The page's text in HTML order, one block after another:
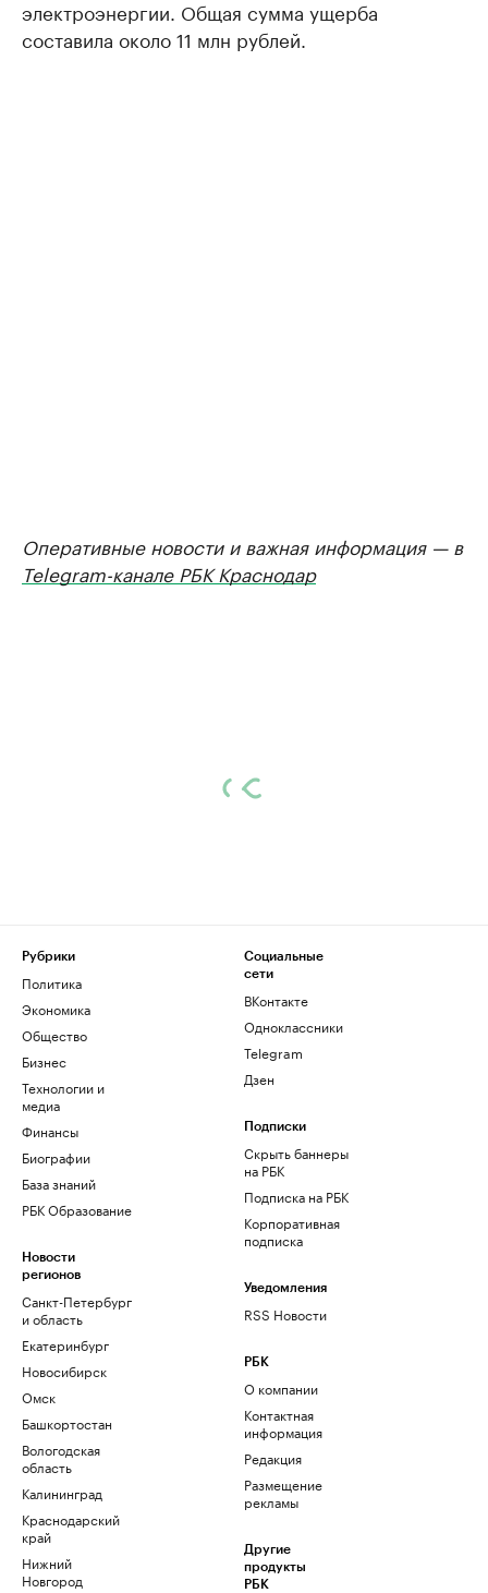
электроэнергии. Общая сумма ущерба
составила около 11 млн рублей.
Оперативные новости и важная информация — в
Telegram-канале РБК Краснодар
Рубрики
Политика
Экономика
Общество
Бизнес
Технологии и
медиа
Финансы
Биографии
База знаний
РБК Образование
Новости
регионов
Санкт-Петербург
и область
Екатеринбург
Новосибирск
Омск
Башкортостан
Вологодская
область
Калининград
Краснодарский
край
Нижний
Новгород
Социальные
сети
ВКонтакте
Одноклассники
Telegram
Дзен
Подписки
Скрыть баннеры
на РБК
Подписка на РБК
Корпоративная
подписка
Уведомления
RSS Новости
РБК
О компании
Контактная
информация
Редакция
Размещение
рекламы
Другие
продукты
РБК